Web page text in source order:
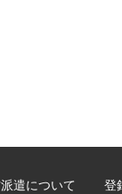
遣について 登